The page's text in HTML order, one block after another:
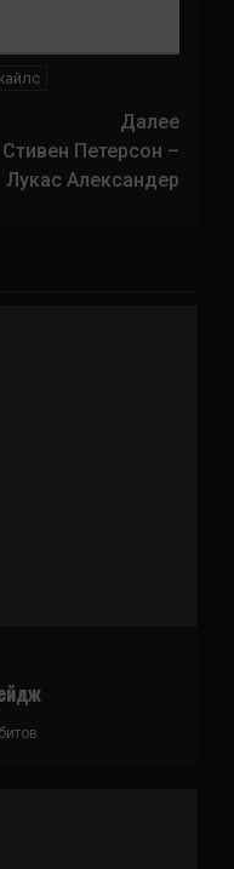
Далее
Стивен Петерсон –
Лукас Александер